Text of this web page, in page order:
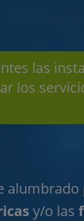
las
los
y/o las